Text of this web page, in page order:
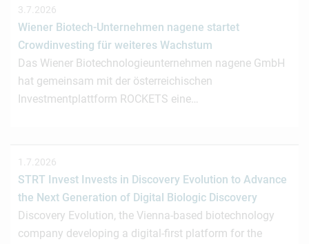
3.7.2026
Wiener Biotech-Unternehmen nagene startet
Crowdinvesting für weiteres Wachstum
Das Wiener Biotechnologieunternehmen nagene GmbH
hat gemeinsam mit der österreichischen
Investmentplattform ROCKETS eine…
1.7.2026
STRT Invest Invests in Discovery Evolution to Advance
the Next Generation of Digital Biologic Discovery
Discovery Evolution, the Vienna-based biotechnology
company developing a digital-first platform for the